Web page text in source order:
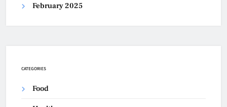
February 2025
CATEGORIES
Food